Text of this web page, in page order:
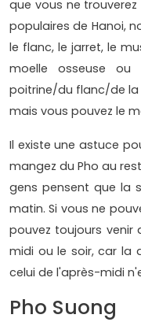
que vous ne
populaires de Hanoi,
le flanc, le jarret, le
moelle osseuse
poitrine/du flanc/de la
mais vous pouvez le
Il existe une astuce
mangez du Pho au
gens pensent que la
matin. Si vous ne
pouvez toujours venir
midi ou le soir, car la
celui de l'après-midi
Pho Suong